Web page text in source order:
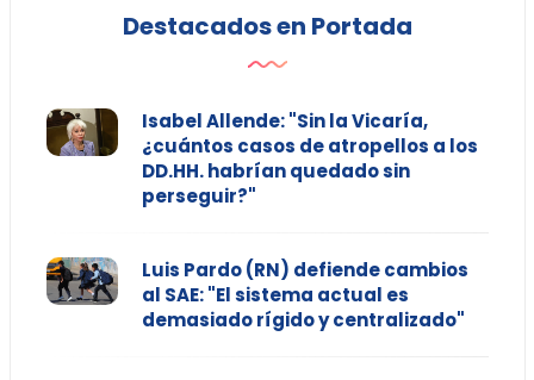
Destacados en Portada
Isabel Allende: "Sin la Vicaría,
¿cuántos casos de atropellos a los
DD.HH. habrían quedado sin
perseguir?"
Luis Pardo (RN) defiende cambios
al SAE: "El sistema actual es
demasiado rígido y centralizado"